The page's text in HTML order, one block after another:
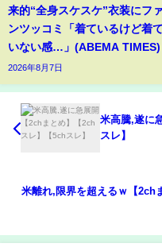
来的“全身スケスケ”衣装にファ
ンツッコミ「着ているけど着て
いない感…」(ABEMA TIMES)
2026年8月7日
米高騰,遂に
スレ】
米離れ,限界を超えるｗ【2ch